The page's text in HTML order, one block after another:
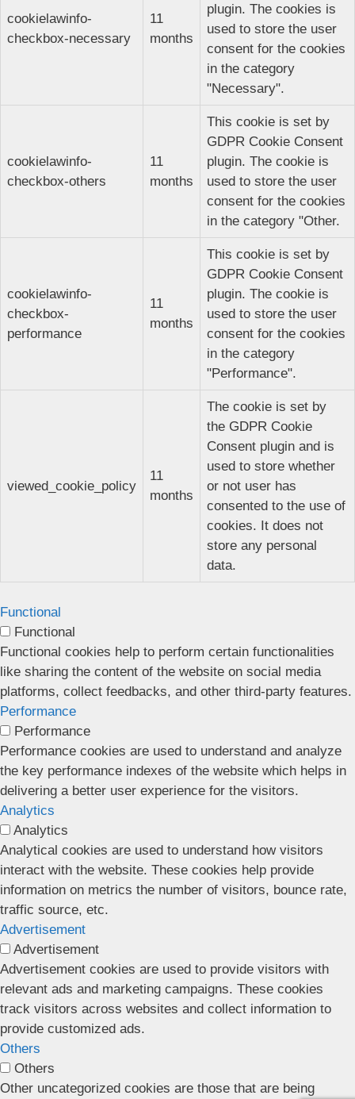
cookielawinfo-
checkbox-necessary
11
months
plugin. The cookies is
used to store the user
consent for the cookies
in the category
"Necessary".
cookielawinfo-
checkbox-others
11
months
This cookie is set by
GDPR Cookie Consent
plugin. The cookie is
used to store the user
consent for the cookies
in the category "Other.
cookielawinfo-
checkbox-
performance
11
months
This cookie is set by
GDPR Cookie Consent
plugin. The cookie is
used to store the user
consent for the cookies
in the category
"Performance".
viewed_cookie_policy
11
months
The cookie is set by
the GDPR Cookie
Consent plugin and is
used to store whether
or not user has
consented to the use of
cookies. It does not
store any personal
data.
Functional
Functional
Functional cookies help to perform certain functionalities
like sharing the content of the website on social media
platforms, collect feedbacks, and other third-party features.
Performance
Performance
Performance cookies are used to understand and analyze
the key performance indexes of the website which helps in
delivering a better user experience for the visitors.
Analytics
Analytics
Analytical cookies are used to understand how visitors
interact with the website. These cookies help provide
information on metrics the number of visitors, bounce rate,
traffic source, etc.
Advertisement
Advertisement
Advertisement cookies are used to provide visitors with
relevant ads and marketing campaigns. These cookies
track visitors across websites and collect information to
provide customized ads.
Others
Others
Other uncategorized cookies are those that are being